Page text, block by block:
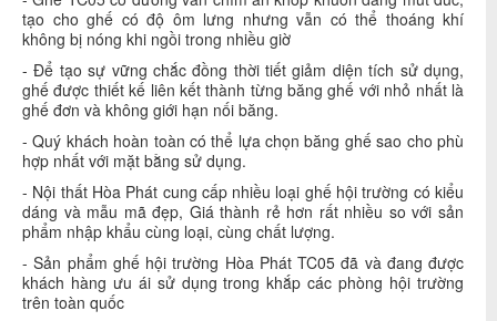
tạo cho ghế có độ ôm lưng nhưng vẫn có thể thoáng khí
không bị nóng khi ngồi trong nhiều giờ
- Để tạo sự vững chắc đồng thời tiết giảm diện tích sử dụng,
ghế được thiết kế liên kết thành từng băng ghế với nhỏ nhất là
ghế đơn và không giới hạn nối băng.
- Quý khách hoàn toàn có thể lựa chọn băng ghế sao cho phù
hợp nhất với mặt bằng sử dụng.
- Nội thất Hòa Phát cung cấp nhiều loại ghế hội trường có kiểu
dáng và mẫu mã đẹp, Giá thành rẻ hơn rất nhiều so với sản
phẩm nhập khẩu cùng loại, cùng chất lượng.
- Sản phẩm ghế hội trường Hòa Phát TC05 đã và đang được
khách hàng ưu ái sử dụng trong khắp các phòng hội trường
trên toàn quốc